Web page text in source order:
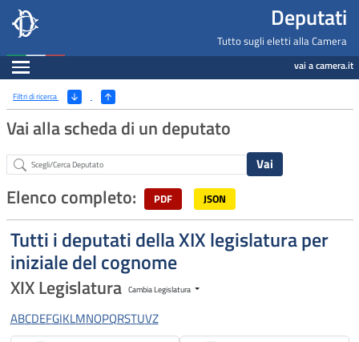
Deputati, Camera dei Deputati -
Salta al contenuto principale
Salta al menu di navigazione Deputati
Tutto sugli eletti alla Camera
Espandi vai a camera.it
Ricerca
Filtri di ricerca (Apri/Chiudi filtri)
Vai alla scheda di un deputato
Abstract
Elenco completo: PDF JSON
Tutti i deputati della XIX legislatura per
iniziale del cognome
XIX Legislatura Cambia Legislatura
ABCDEFGIKLMNOPQRSTUVZ
Navigazione pagine di servizio
Fine pagina
Salta al contenuto principale
Salta al menu di navigazione
Vai a inizio pagina